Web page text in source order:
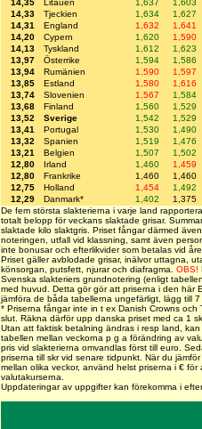
14,35
Litauen 1,637
1,603
14,33
Tjeckien 1,634
1,627
14,31
England 1,632
1,641
14,20
Cypern 1,620
1,590
14,13
Tyskland 1,612
1,623
13,97
Österrike 1,594
1,586
13,94
Rumänien 1,590
1,597
13,85
Estland 1,580
1,616
13,74
Slovenien 1,567
1,584
13,68
Finland 1,560
1,529
13,52
Sverige 1,542
1,529
13,41
Portugal 1,530
1,490
13,32
Spanien 1,519
1,476
13,21
Belgien 1,507
1,502
12,80
Irland 1,460
1,459
12,80
Frankrike 1,460
1,460
12,75
Holland 1,454
1,492
12,29
Danmark* 1,402
1,375
De fem största slakterierna i varje land
totalt belopp för veckans slaktade grisar.
slaktade kilo slaktgris. Priset fångar därmed
noteringen, utfall vid klassning, samt även
inte bonusar och efterlikvider som betalas vid
Priset gäller avblodade grisar, inälvor uttagna,
könsorgan, putsfett, njurar och diafragma. OBS!
Svenska slakteriers grundnotering (enligt
med huvud. Detta gör gör att priserna i den här
jämföra de båda tabellerna ungefärligt, lägg till
* Priserna fångar inte in t ex Danish Crowns och
slut. Räkna därför upp danska priset med ca 1
Utan att faktisk betalning ändras i resp land,
tabellen mellan veckorna p g a förändring av
pris vid slakterierna omvandlas först till euro.
priserna till skr vid senare tidpunkt. När du
mellan olika veckor, använd helst priserna i €
valutakurserna.
Uppdateringar av uppgifter kan förekomma i